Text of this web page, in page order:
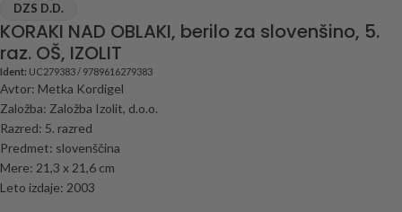
DZS D.D.
KORAKI NAD OBLAKI, berilo za slovenšino, 5.
raz. OŠ, IZOLIT
Ident: UC279383 / 9789616279383
Avtor: Metka Kordigel
Založba: Založba Izolit, d.o.o.
Razred: 5. razred
Predmet: slovenščina
Mere: 21,3 x 21,6 cm
Leto izdaje: 2003